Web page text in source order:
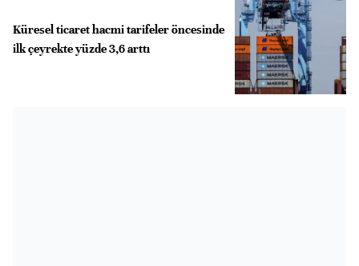
Küresel ticaret hacmi tarifeler öncesinde
ilk çeyrekte yüzde 3,6 arttı